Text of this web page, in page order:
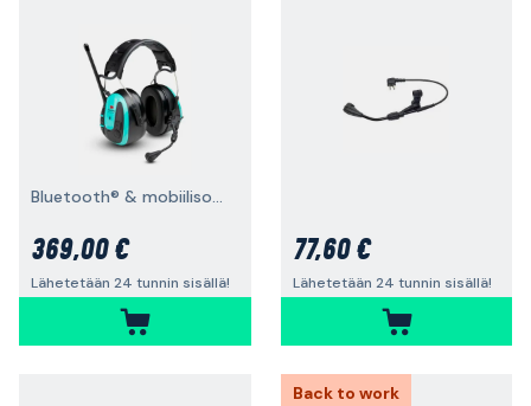
Bluetooth® & mobiilisovellus, päälakisanka
369,00 €
Lähetetään 24 tunnin sisällä!
77,60 €
Lähetetään 24 tunnin sisällä!
Back to work